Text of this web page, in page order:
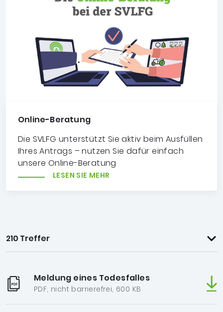
Online-Beratung
Die SVLFG unterstützt Sie aktiv beim Ausfüllen
Ihres Antrags – nutzen Sie dafür einfach
unsere Online-Beratung
LESEN SIE MEHR
210 Treffer
Meldung eines Todesfalles
PDF, nicht barrierefrei, 600 KB